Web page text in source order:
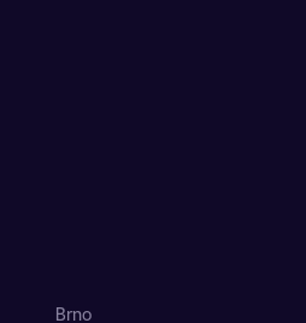
Brno